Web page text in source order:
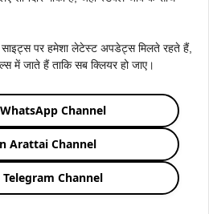
पर हमेशा लेटेस्ट अपडेट्स मिलते रहते हैं,
में जाते हैं ताकि सब क्लियर हो जाए।
Channel
Arattai Channel
Telegram Channel